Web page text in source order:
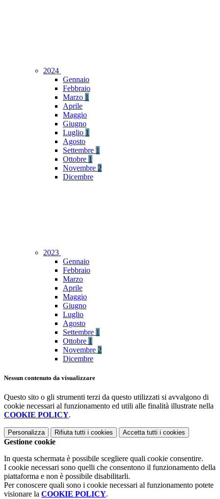
2024
Gennaio
Febbraio
Marzo 1
Aprile
Maggio
Giugno
Luglio 1
Agosto
Settembre 1
Ottobre 1
Novembre 2
Dicembre
2023
Gennaio
Febbraio
Marzo
Aprile
Maggio
Giugno
Luglio
Agosto
Settembre 1
Ottobre 1
Novembre 2
Dicembre
Nessun contenuto da visualizzare
Questo sito o gli strumenti terzi da questo utilizzati si avvalgono di
cookie necessari al funzionamento ed utili alle finalità illustrate nella
COOKIE POLICY.
Personalizza Rifiuta tutti i cookies Accetta tutti i cookies
Gestione cookie
In questa schermata è possibile scegliere quali cookie consentire.
I cookie necessari sono quelli che consentono il funzionamento della
piattaforma e non è possibile disabilitarli.
Per conoscere quali sono i cookie necessari al funzionamento potete
visionare la COOKIE POLICY.